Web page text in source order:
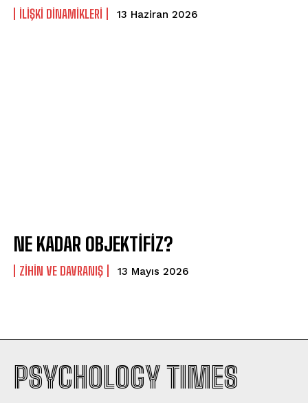
İLIŞKI DINAMIKLERI 13 Haziran 2026
NE KADAR OBJEKTİFİZ?
⁠ZIHIN VE DAVRANIŞ 13 Mayıs 2026
PSYCHOLOGY TIMES